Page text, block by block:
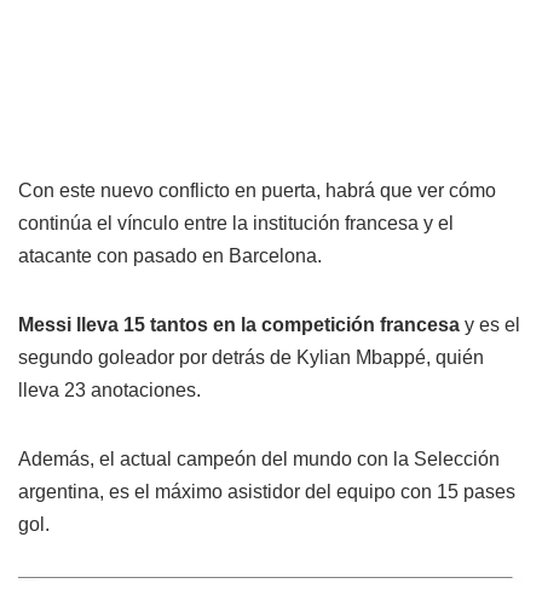
Con este nuevo conflicto en puerta, habrá que ver cómo
continúa el vínculo entre la institución francesa y el
atacante con pasado en Barcelona.
Messi lleva 15 tantos en la competición francesa y es el
segundo goleador por detrás de Kylian Mbappé, quién
lleva 23 anotaciones.
Además, el actual campeón del mundo con la Selección
argentina, es el máximo asistidor del equipo con 15 pases
gol.